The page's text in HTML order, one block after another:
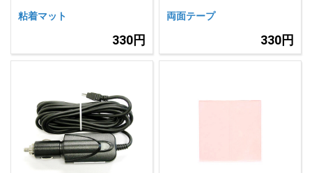
粘着マット
330円
両面テープ
330円